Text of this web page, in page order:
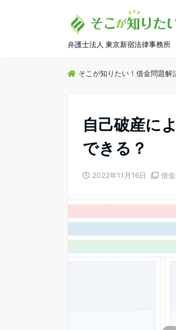
弁護士法人 東京新宿法律事務所
そこが知りたい！借金問題
自己破産に
できる？
2022年11月16日 借